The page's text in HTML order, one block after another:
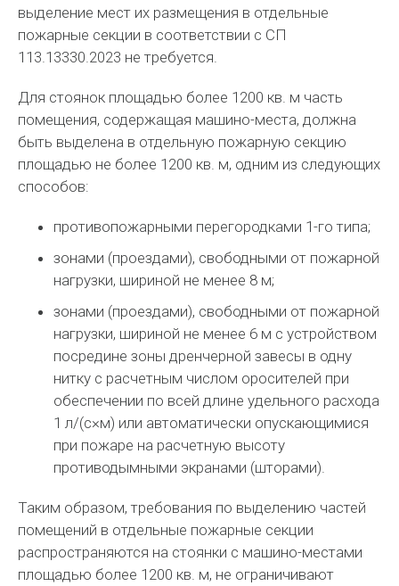
выделение мест их размещения в отдельные
пожарные секции в соответствии с СП
113.13330.2023 не требуется.
Для стоянок площадью более 1200 кв. м часть
помещения, содержащая машино-места, должна
быть выделена в отдельную пожарную секцию
площадью не более 1200 кв. м, одним из следующих
способов:
противопожарными перегородками 1-го типа;
зонами (проездами), свободными от пожарной
нагрузки, шириной не менее 8 м;
зонами (проездами), свободными от пожарной
нагрузки, шириной не менее 6 м с устройством
посредине зоны дренчерной завесы в одну
нитку с расчетным числом оросителей при
обеспечении по всей длине удельного расхода
1 л/(с×м) или автоматически опускающимися
при пожаре на расчетную высоту
противодымными экранами (шторами).
Таким образом, требования по выделению частей
помещений в отдельные пожарные секции
распространяются на стоянки с машино-местами
площадью более 1200 кв. м, не ограничивают